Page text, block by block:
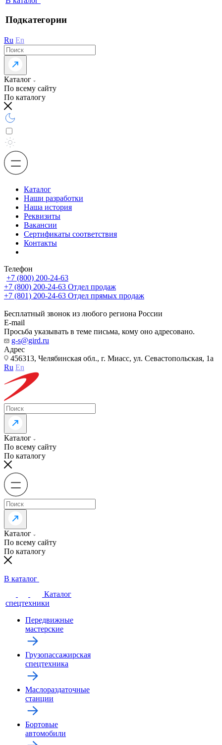
Подкатегории
Ru En
Каталог
По всему сайту
По каталогу
Каталог
Наши разработки
Наша история
Реквизиты
Вакансии
Сертификаты соответствия
Контакты
Телефон
+7 (800) 200-24-63
+7 (800) 200-24-63 Отдел продаж
+7 (801) 200-24-63 Отдел прямых продаж
Бесплатный звонок из любого региона России
E-mail
Просьба указывать в теме письма, кому оно адресовано.
g-s@gird.ru
Адрес
456313, Челябинская обл., г. Миасс, ул. Севастопольская, 1а
Ru En
Каталог
По всему сайту
По каталогу
Каталог
По всему сайту
По каталогу
В каталог
Каталог
спецтехники
Передвижные
мастерские
Грузопассажирская
спецтехника
Маслораздаточные
станции
Бортовые
автомобили